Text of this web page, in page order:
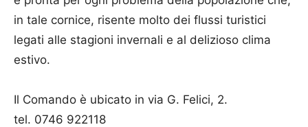
in tale cornice, risente molto dei flussi turistici
legati alle stagioni invernali e al delizioso clima
estivo.
Il Comando è ubicato in via G. Felici, 2.
tel. 0746 922118